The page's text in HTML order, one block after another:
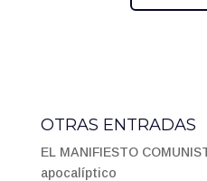
OTRAS ENTRADAS
EL MANIFIESTO
apocalíptico